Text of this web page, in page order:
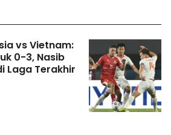
vs Vietnam:
0-3, Nasib
Laga Terakhir